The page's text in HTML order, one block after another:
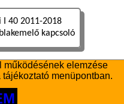
működésének elemzése
menüpontban.
I 40 2011-2018
kapcsoló
I 10 2007-2013
kapcsoló